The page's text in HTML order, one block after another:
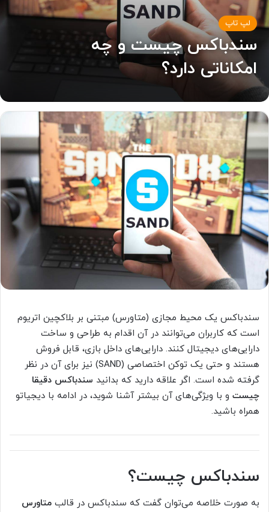
لپ تاپ
سندباکس چیست و چه
امکاناتی دارد؟
سندباکس یک محیط مجازی (متاورس) مبتنی بر بلاکچین اتریوم
است که کاربران می‌توانند در آن اقدام به طراحی و ساخت
دارایی‌های دیجیتال کنند. دارایی‌های داخل بازی، قابل فروش
هستند و حتی یک توکن اختصاصی (SAND) نیز برای آن در نظر
گرفته شده است. اگر علاقه دارید که بدانید سندباکس دقیقا
چیست و با ویژگی‌های آن بیشتر آشنا شوید، در ادامه با دیجیاتو
همراه باشید.
سندباکس چیست؟
به صورت خلاصه می‌توان گفت که سندباکس در قالب متاورس